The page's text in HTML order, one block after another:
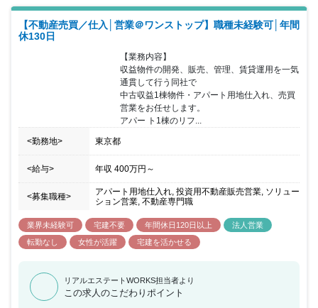
を進めている最中になります。 オフィスカジュアルの浸透促進や、
上司・部下関係なく呼称を『さん』 付けで呼び合う風土など社員が
働きやすいと思える環境を推進しています。 同ポジションにおいて
も個人ではなくチーム単位で仕事を進めており、 お互いにフォロー
しあいながら仕事を進めていける環境となります。
【不動産売買／仕入│営業＠ワンストップ】職種未経験可│年間
休130日
【業務内容】
収益物件の開発、販売、管理、賃貸運用を一気
通貫して行う同社で
中古収益1棟物件・アパート用地仕入れ、売買
営業をお任せします。
アパー ト1棟のリフ...
<勤務地> 東京都
<給与> 年収 400万円 ～
<募集職種>
アパート用地仕入れ, 投資用不動産販売営業, ソリュー
ション営業, 不動産専門職
業界未経験可 宅建不要 年間休日120日以上
法人営業
転勤なし
女性が活躍 宅建を活かせる
リアルエステートWORKS担当者より
この求人のこだわりポイント